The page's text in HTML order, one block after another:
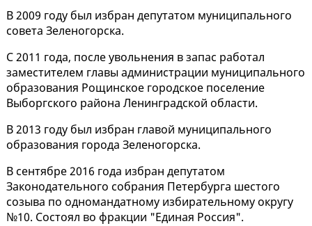
В 2009 году был избран депутатом муниципального
совета Зеленогорска.
С 2011 года, после увольнения в запас работал
заместителем главы администрации муниципального
образования Рощинское городское поселение
Выборгского района Ленинградской области.
В 2013 году был избран главой муниципального
образования города Зеленогорска.
В сентябре 2016 года избран депутатом
Законодательного собрания Петербурга шестого
созыва по одномандатному избирательному округу
№10. Состоял во фракции "Единая Россия".